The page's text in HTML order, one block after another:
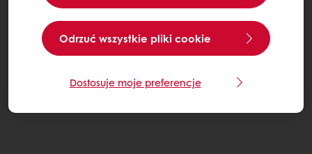
Odrzuć wszystkie pliki cookie
Dostosuje moje preferencje